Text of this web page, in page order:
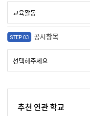
STEP 03 공시항목
추천 연관 학교